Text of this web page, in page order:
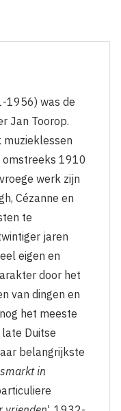
1956) was de
Jan Toorop.
muzieklessen
omstreeks 1910
werk zijn
Cézanne en
te
jaren
eigen en
door het
van dingen en
het meeste
Duitse
belangrijkste
in